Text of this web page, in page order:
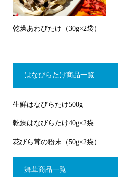
乾燥あわびたけ（30g×2袋）
はなびらたけ商品一覧
生鮮はなびらたけ500g
乾燥はなびらたけ40g×2袋
花びら茸の粉末（50g×2袋）
舞茸商品一覧